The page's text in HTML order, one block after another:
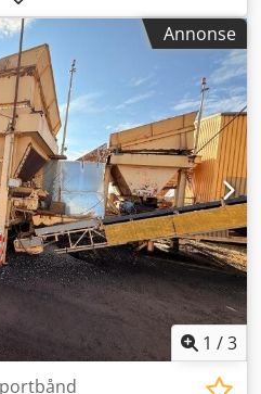
Annonse
1 /3